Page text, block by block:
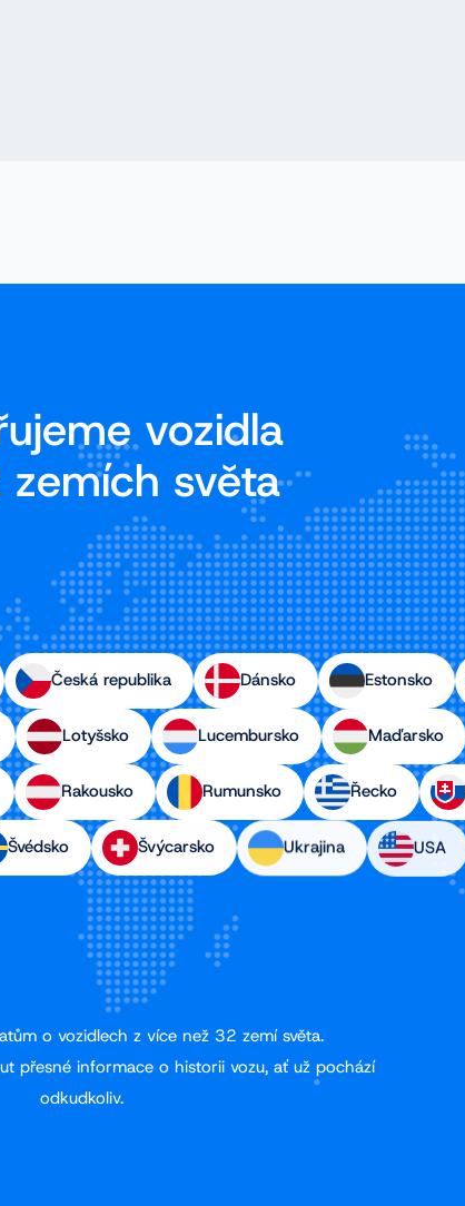
vozidla
světa
Česká republika Dánsko Estonsko
Lotyšsko Lucembursko Maďarsko
Rakousko Rumunsko Řecko
Švédsko Švýcarsko Ukrajina USA
o vozidlech z více než 32 zemí světa.
přesné informace o historii vozu, ať už pochází
odkudkoliv.